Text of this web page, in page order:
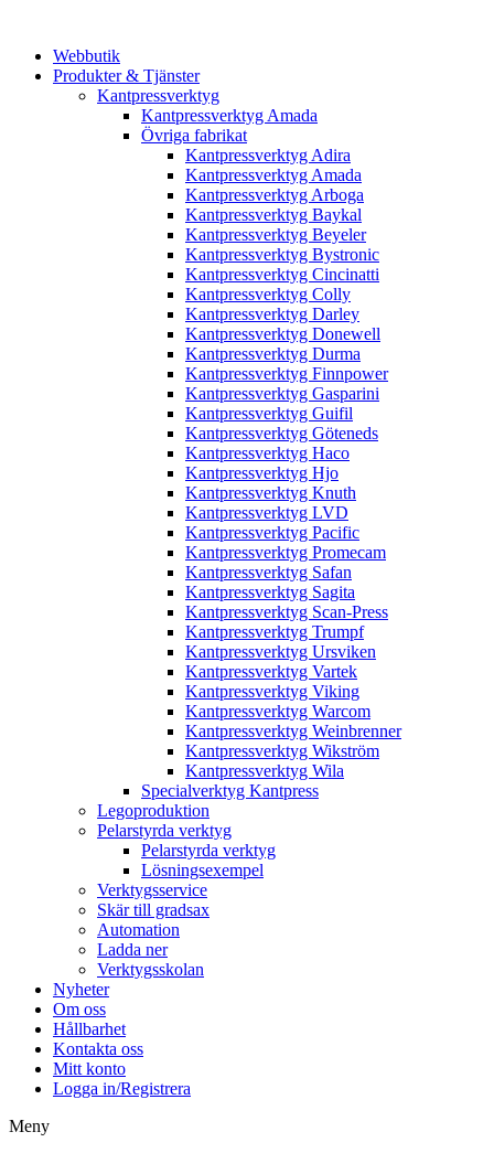
Webbutik
Produkter & Tjänster
Kantpressverktyg
Kantpressverktyg Amada
Övriga fabrikat
Kantpressverktyg Adira
Kantpressverktyg Amada
Kantpressverktyg Arboga
Kantpressverktyg Baykal
Kantpressverktyg Beyeler
Kantpressverktyg Bystronic
Kantpressverktyg Cincinatti
Kantpressverktyg Colly
Kantpressverktyg Darley
Kantpressverktyg Donewell
Kantpressverktyg Durma
Kantpressverktyg Finnpower
Kantpressverktyg Gasparini
Kantpressverktyg Guifil
Kantpressverktyg Göteneds
Kantpressverktyg Haco
Kantpressverktyg Hjo
Kantpressverktyg Knuth
Kantpressverktyg LVD
Kantpressverktyg Pacific
Kantpressverktyg Promecam
Kantpressverktyg Safan
Kantpressverktyg Sagita
Kantpressverktyg Scan-Press
Kantpressverktyg Trumpf
Kantpressverktyg Ursviken
Kantpressverktyg Vartek
Kantpressverktyg Viking
Kantpressverktyg Warcom
Kantpressverktyg Weinbrenner
Kantpressverktyg Wikström
Kantpressverktyg Wila
Specialverktyg Kantpress
Legoproduktion
Pelarstyrda verktyg
Pelarstyrda verktyg
Lösningsexempel
Verktygsservice
Skär till gradsax
Automation
Ladda ner
Verktygsskolan
Nyheter
Om oss
Hållbarhet
Kontakta oss
Mitt konto
Logga in/Registrera
Meny